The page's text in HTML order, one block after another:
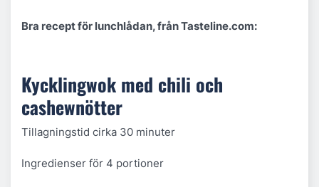
Bra recept för lunchlådan, från Tasteline.com:
Kycklingwok med chili och
cashewnötter
Tillagningstid cirka 30 minuter
Ingredienser för 4 portioner